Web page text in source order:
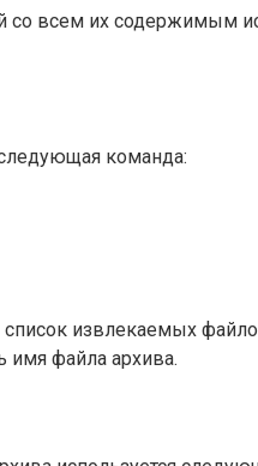
со всем их содержимым
команда:
извлекаемых
имя файла архива.